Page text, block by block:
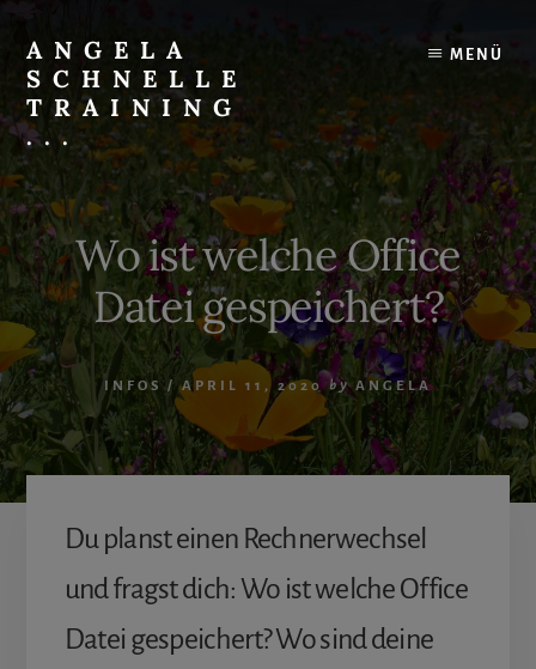
content
ANGELA
SCHNELLE
TRAINING
...
Effektives
IT-
Training
mit
Spaß
MENÜ
Wo ist welche Office
Datei gespeichert?
INFOS / APRIL 11, 2020 by ANGELA
Du planst einen Rechnerwechsel
und fragst dich: Wo ist welche Office
Datei gespeichert? Wo sind deine